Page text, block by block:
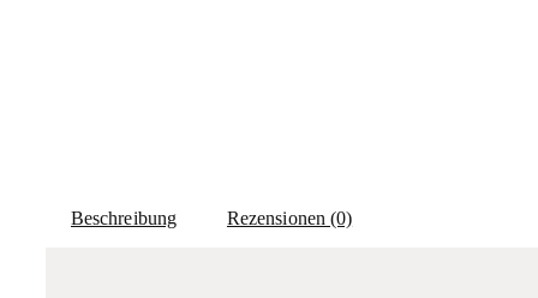
Beschreibung Rezensionen (0)